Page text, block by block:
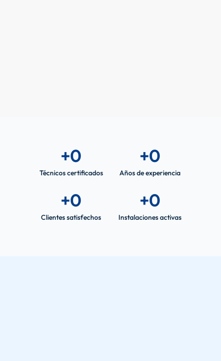
Técnicos certificados
+0
Años de experiencia
+0
Clientes satisfechos
+0
Instalaciones activas
+0